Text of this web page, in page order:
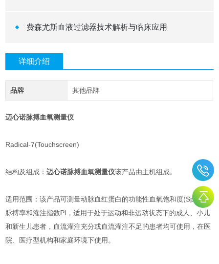
费森尤斯血液过滤器技术解析与临床应用
详细介绍
品牌 其他品牌
迈心诺脉搏血氧测量仪
Radical-7(Touchscreen)
结构及组成：迈心诺脉搏血氧测量仪该产品由主机组成。
适用范围：该产品可测量动脉血红蛋白的功能性血氧饱和度(SpO2)、
脉搏率和灌注指数PI，适用于处于运动和非运动状态下的成人、小儿
和新生儿患者，血流灌注充分或血流灌注不足的患者均可使用，在医
院、医疗型机构和家庭环境下使用。